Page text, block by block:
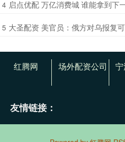
4 启点优配 万亿消费城 谁能拿到下
5 大圣配资 美官员：俄方对乌报复
红腾网 场外配资公司
友情链接：